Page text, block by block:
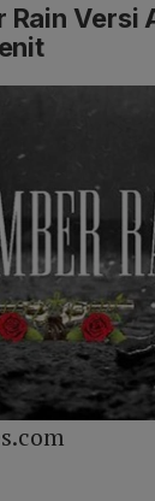
Rain Versi